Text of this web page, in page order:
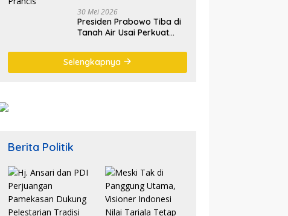
30 Mei 2026
Presiden Prabowo Tiba di
Tanah Air Usai Perkuat
Indonesia–Prancis
Selengkapnya
Berita Politik